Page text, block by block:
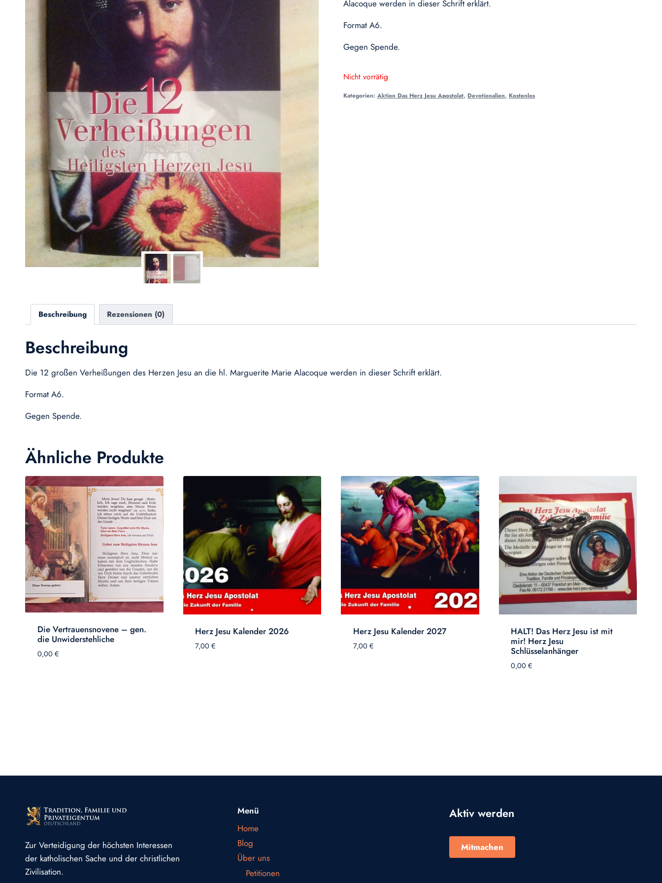
Alacoque werden in dieser Schrift erklärt.
Format A6.
Gegen Spende.
Nicht vorrätig
Kategorien: Aktion Das Herz Jesu Apostolat, Devotionalien, Kostenlos
Beschreibung Rezensionen (0)
Beschreibung
Die 12 großen Verheißungen des Herzen Jesu an die hl. Marguerite Marie Alacoque werden in dieser Schrift erklärt.
Format A6.
Gegen Spende.
Ähnliche Produkte
Die Vertrauensnovene – gen.
die Unwiderstehliche
0,00€
Herz Jesu Kalender 2026
7,00€
Herz Jesu Kalender 2027
7,00€
HALT! Das Herz Jesu ist mit
mir! Herz Jesu
Schlüsselanhänger
0,00€
Zur Verteidigung der höchsten Interessen
der katholischen Sache und der christlichen
Zivilisation.
Menü
Home
Blog
Über uns
Petitionen
Aktiv werden
Mitmachen